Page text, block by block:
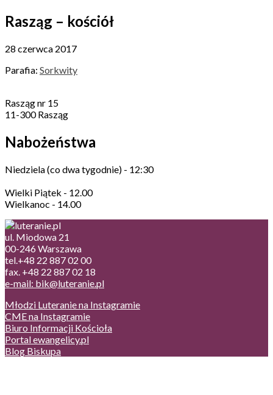
Rasząg – kościół
28 czerwca 2017
Parafia: Sorkwity
Rasząg nr 15
11-300 Rasząg
Nabożeństwa
Niedziela (co dwa tygodnie) - 12:30
Wielki Piątek - 12.00
Wielkanoc - 14.00
ul. Miodowa 21
00-246 Warszawa
tel.+48 22 887 02 00
fax. +48 22 887 02 18
e-mail: bik@luteranie.pl
Młodzi Luteranie na Instagramie
CME na Instagramie
Biuro Informacji Kościoła
Portal ewangelicy.pl
Blog Biskupa